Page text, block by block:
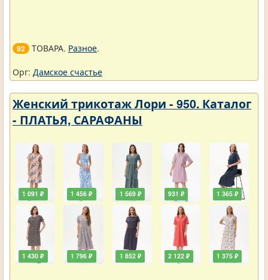
92 ТОВАРА. Разное.
Орг: Дамское счастье
Женский трикотаж Лори - 950. Каталог
- ПЛАТЬЯ, САРАФАНЫ
1 091 ₽
1 430 ₽
1 456 ₽
1 796 ₽
1 569 ₽
1 852 ₽
931 ₽
2 122 ₽
1 365 ₽
1 375 ₽